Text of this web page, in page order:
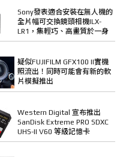
Sony發表適合安裝在無人機的
全片幅可交換鏡頭相機ILX-
LR1，集輕巧、高畫質於一身
疑似FUJIFILM GFX100 II實機
照流出！同時可能會有新的軟
片模擬推出
Western Digital 宣布推出
SanDisk Extreme PRO SDXC
UHS-II V60 等級記憶卡